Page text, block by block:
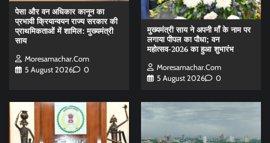
पेसा और वन अधिकार कानून का
प्रभावी क्रियान्वयन राज्य सरकार की
प्राथमिकताओं में शामिल: मुख्यमंत्री
साय
Moresamachar.com
5 August 2026
0
मुख्यमंत्री साय ने अपनी माँ के नाम पर
लगाया पीपल का पौधा; वन
महोत्सव-2026 का हुआ शुभारंभ
Moresamachar.com
5 August 2026
0